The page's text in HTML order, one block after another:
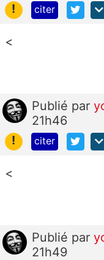
!
citer
<
Publié par
21h46
!
citer
<
Publié par
21h49